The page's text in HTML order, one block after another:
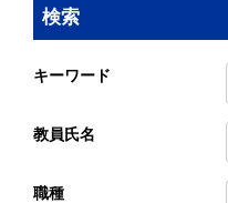
検索
キーワード
教員氏名
職種